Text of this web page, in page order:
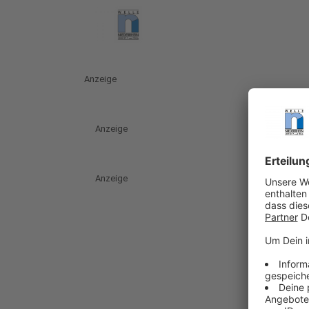
Anzeige
Anzeige
Anzeige